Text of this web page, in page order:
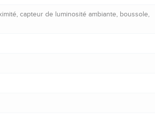
capteur de luminosité ambiante, boussole,